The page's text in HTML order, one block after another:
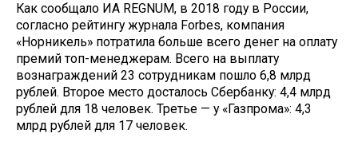
Как сообщало ИА REGNUM, в 2018 году в России,
согласно рейтингу журнала Forbes, компания
«Норникель» потратила больше всего денег на оплату
премий топ-менеджерам. Всего на выплату
вознаграждений 23 сотрудникам пошло 6,8 млрд
рублей. Второе место досталось Сбербанку: 4,4 млрд
рублей для 18 человек. Третье — у «Газпрома»: 4,3
млрд рублей для 17 человек.